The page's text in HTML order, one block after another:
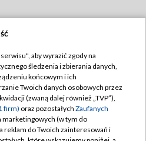
TVP
TVP
prywatności
zgody
aby wyrazić zgody na
śledzenia i zbierania danych,
końcowym i ich
Twoich danych osobowych przez
(zwaną dalej również „TVP”),
firm) oraz pozostałych Zaufanych
marketingowych (w tym do
reklam do Twoich zainteresowań i